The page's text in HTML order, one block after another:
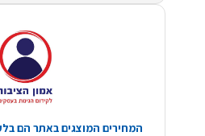
המחירים המוצגים באתר הם